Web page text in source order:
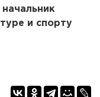
и спорту